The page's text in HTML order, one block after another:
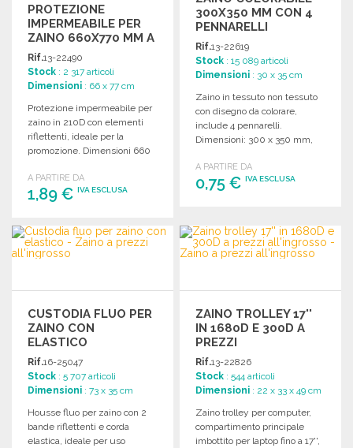
PROTEZIONE
IMPERMEABILE PER
ZAINO 660X770 MM A
PREZZI
ALL'INGROSSO
Rif.13-22490
Stock : 2 317 articoli
Dimensioni : 66 x 77 cm
Protezione impermeabile per
zaino in 210D con elementi
riflettenti, ideale per la
promozione. Dimensioni 660
A PARTIRE DA
1,89 € IVA ESCLUSA
ORDINARE
Richiedi un preventivo
300X350 MM CON 4
PENNARELLI
Rif.13-22619
Stock : 15 089 articoli
Dimensioni : 30 x 35 cm
Zaino in tessuto non tessuto
con disegno da colorare,
include 4 pennarelli.
Dimensioni: 300 x 350 mm,
A PARTIRE DA
0,75 €IVA ESCLUSA
Richiedi un preventivo
CUSTODIA FLUO PER
ZAINO CON
ELASTICO
Rif.16-25047
Stock : 5 707 articoli
Dimensioni : 73 x 35 cm
Housse fluo per zaino con 2
bande riflettenti e corda
elastica, ideale per uso
ZAINO TROLLEY 17''
IN 1680D E 300D A
PREZZI
ALL'INGROSSO
Rif.13-22826
Stock : 544 articoli
Dimensioni : 22 x 33 x 49 cm
Zaino trolley per computer,
compartimento principale
imbottito per laptop fino a 17'',